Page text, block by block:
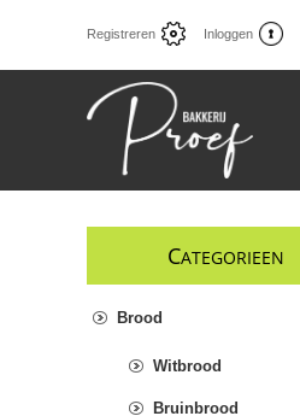
Registreren Inloggen
CATEGORIEEN
Brood
Witbrood
Bruinbrood